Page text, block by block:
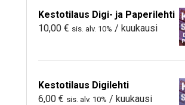
Kestotilaus Digi- ja Paperilehti
10,00 € sis. alv. 10% / kuukausi
Kestotilaus Digilehti
6,00 € sis. alv. 10% / kuukausi